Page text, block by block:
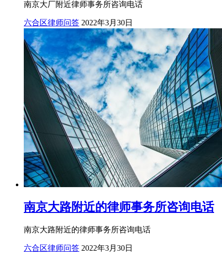
南京大厂附近律师事务所咨询电话
六合区律师问答 2022年3月30日
南京大路附近的律师事务所咨询电话
南京大路附近的律师事务所咨询电话
六合区律师问答 2022年3月30日